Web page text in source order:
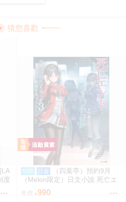
猜您喜歡
度
預購 訂金
（四葉亭）預約9月
（Melon限定）日文小說 死亡エ
ンドを回避したギャルゲーのヒ
ロインたちが (3) へいろー
售價 990